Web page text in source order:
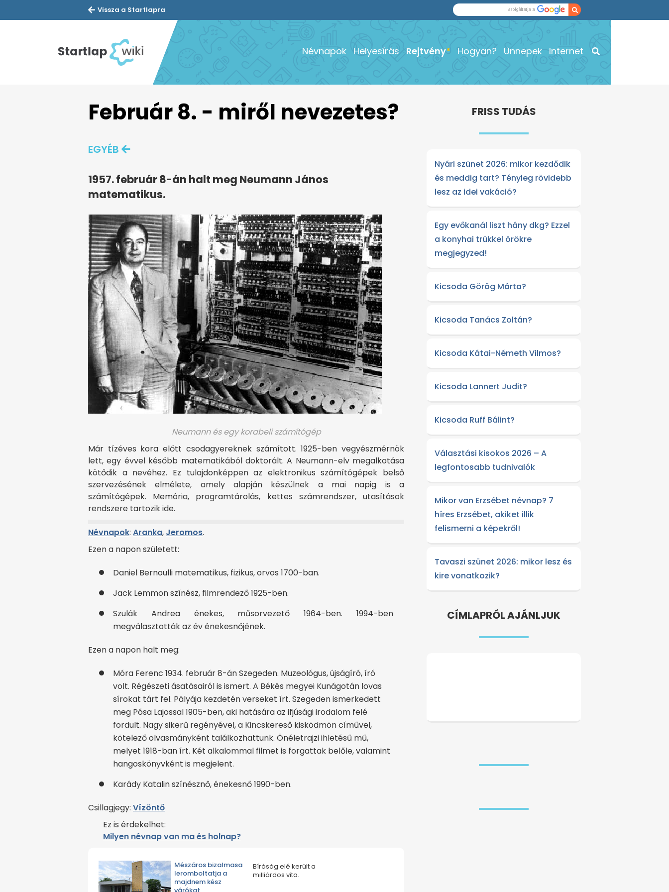
Vissza a Startlapra
Névnapok Helyesírás Rejtvény Hogyan? Ünnepek Internet
Február 8. - miről nevezetes?
EGYÉB
1957. február 8-án halt meg Neumann János
matematikus.
Neumann és egy korabeli számítógép
Már tízéves kora előtt csodagyereknek számított. 1925-ben vegyészmérnök
lett, egy évvel később matematikából doktorált. A Neumann-elv megalkotása
kötődik a nevéhez. Ez tulajdonképpen az elektronikus számítógépek belső
szervezésének elmélete, amely alapján készülnek a mai napig is a
számítógépek. Memória, programtárolás, kettes számrendszer, utasítások
rendszere tartozik ide.
Névnapok: Aranka, Jeromos.
Ezen a napon született:
Daniel Bernoulli matematikus, fizikus, orvos 1700-ban.
Jack Lemmon színész, filmrendező 1925-ben.
Szulák Andrea énekes, műsorvezető 1964-ben. 1994-ben
megválasztották az év énekesnőjének.
Ezen a napon halt meg:
Móra Ferenc 1934. február 8-án Szegeden. Muzeológus, újságíró, író
volt. Régészeti ásatásairól is ismert. A Békés megyei Kunágotán lovas
sírokat tárt fel. Pályája kezdetén verseket írt. Szegeden ismerkedett
meg Pósa Lajossal 1905-ben, aki hatására az ifjúsági irodalom felé
fordult. Nagy sikerű regényével, a Kincskereső kisködmön cíművel,
kötelező olvasmányként találkozhattunk. Önéletrajzi ihletésű mű,
melyet 1918-ban írt. Két alkalommal filmet is forgattak belőle, valamint
hangoskönyvként is megjelent.
Karády Katalin színésznő, énekesnő 1990-ben.
Csillagjegy: Vízöntő
Ez is érdekelhet:
Milyen névnap van ma és holnap?
Mészáros bizalmasa
leromboltatja a
majdnem kész
Bíróság elé került a
milliárdos vita.
FRISS TUDÁS
Nyári szünet 2026: mikor kezdődik
és meddig tart? Tényleg rövidebb
lesz az idei vakáció?
Egy evőkanál liszt hány dkg? Ezzel
a konyhai trükkel örökre
megjegyzed!
Kicsoda Görög Márta?
Kicsoda Tanács Zoltán?
Kicsoda Kátai-Németh Vilmos?
Kicsoda Lannert Judit?
Kicsoda Ruff Bálint?
Választási kisokos 2026 – A
legfontosabb tudnivalók
Mikor van Erzsébet névnap? 7
híres Erzsébet, akiket illik
felismerni a képekről!
Tavaszi szünet 2026: mikor lesz és
kire vonatkozik?
CÍMLAPRÓL AJÁNLJUK